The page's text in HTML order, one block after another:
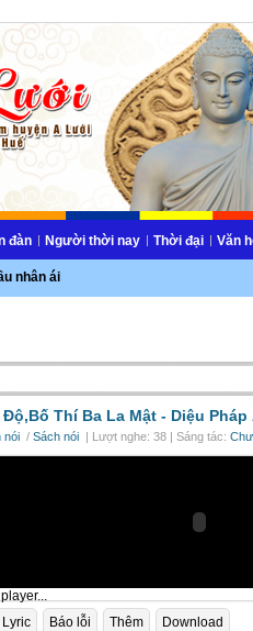
nhân ái
đàn Người thời nay Thời đại Văn
Độ,Bố Thí Ba La Mật - Diệu Pháp
nói / Sách nói | Lượt nghe: 38 | Sáng tác:
Lyric Báo lỗi Thêm Download